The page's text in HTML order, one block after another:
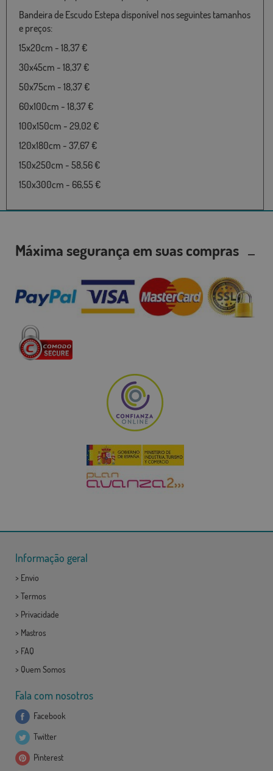
Bandeira de Escudo Estepa disponível nos seguintes tamanhos
e preços:
15x20cm - 18,37 €
30x45cm - 18,37 €
50x75cm - 18,37 €
60x100cm - 18,37 €
100x150cm - 29,02 €
120x180cm - 37,67 €
150x250cm - 58,56 €
150x300cm - 66,55 €
Máxima segurança em suas compras
Informação geral
> Envio
> Termos
> Privacidade
> Mastros
> FAQ
> Quem Somos
Fala com nosotros
Facebook
Twitter
Pinterest